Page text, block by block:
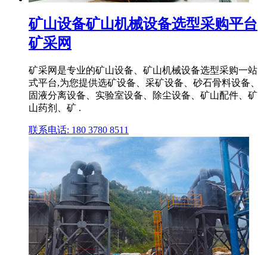
矿山设备矿山机械设备选型采购平台
矿采网
矿采网是专业的矿山设备、矿山机械设备选型采购一站
式平台,为您提供选矿设备、采矿设备、砂石骨料设备、
固液分离设备、实验室设备、除尘设备、矿山配件、矿
山药剂、矿 .
联系电话: 180 3780 8511